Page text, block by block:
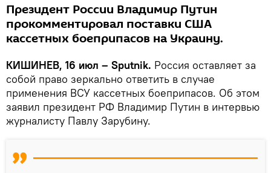
Президент России Владимир Путин
прокомментировал поставки США
кассетных боеприпасов на Украину.
КИШИНЕВ, 16 июл – Sputnik. Россия оставляет за
собой право зеркально ответить в случае
применения ВСУ кассетных боеприпасов. Об этом
заявил президент РФ Владимир Путин в интервью
журналисту Павлу Зарубину.